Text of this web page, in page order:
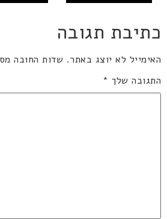
כתיבת תגובה
האימייל לא יוצג באתר. שדות החובה
התגובה שלך *